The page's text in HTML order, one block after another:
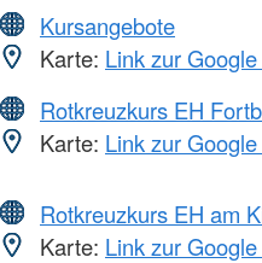
Kursangebote
Karte: Link zur
Rotkreuzkurs EH
Karte: Link zur
Rotkreuzkurs EH am
Karte: Link zur